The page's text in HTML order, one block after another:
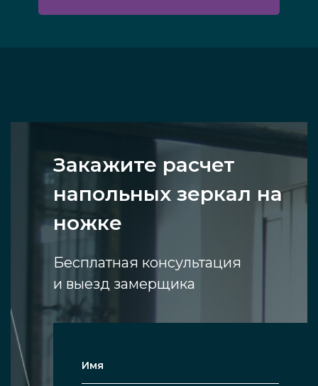
Закажите расчет
напольных зеркал на
ножке
Бесплатная консультация
и выезд замерщика